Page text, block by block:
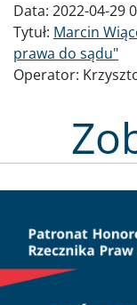
Data: 2022-04-29
Tytuł: Marcin
prawa do sądu"
Operator: